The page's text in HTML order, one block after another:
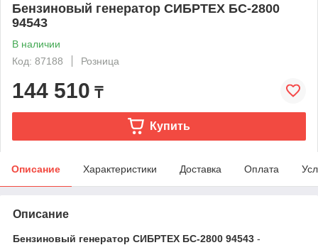
Бензиновый генератор СИБРТЕХ БС-2800
94543
В наличии
Код: 87188
Розница
144 510 ₸
Купить
Описание Характеристики Доставка Оплата
Описание
Бензиновый генератор СИБРТЕХ БС-2800 94543 -